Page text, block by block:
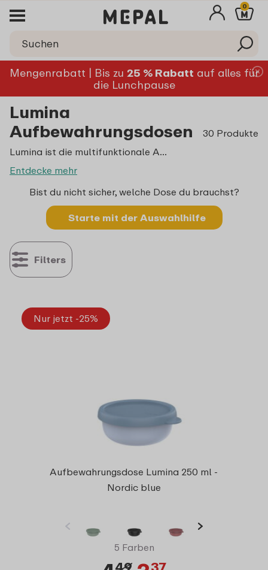
0
Mengenrabatt | Bis zu 25 % Rabatt auf alles für
die Lunchpause
Lumina
Aufbewahrungsdosen
30 Produkte
Lumina ist die multifunktionale Aufbewahrungsdose, die auf jeder Speisetafel eine gute Figur macht. Mit ihrer glänzenden Oberfläche strahlt die Lumina Eleganz und Klasse aus. Ideal für die Aufbewahrung von im Voraus zubereiteten Speisen. Durch die stilvollen Farbvariationen ergänzt sich die Lumina perfekt mit jedem Tafelgeschirr.
Entdecke mehr
Bist du nicht sicher, welche Dose du brauchst?
Starte mit der Auswahlhilfe
Filters
Nur jetzt -25%
Aufbewahrungsdose Lumina 250 ml -
Nordic blue
5 Farben
49 37